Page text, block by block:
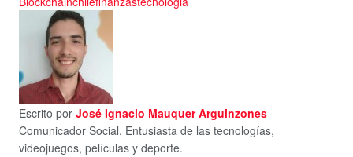
Escrito por José Ignacio Mauquer Arguinzones
Comunicador Social. Entusiasta de las tecnologías,
videojuegos, películas y deporte.